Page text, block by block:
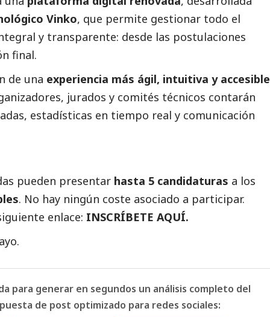
Vinko, que permite gestionar todo el
y transparente: desde las postulaciones
final.
de una experiencia más ágil, intuitiva y accesible
jurados y comités técnicos contarán
estadísticas en tiempo real y comunicación
pueden presentar hasta 5 candidaturas a los
. No hay ningún coste asociado a participar.
enlace: INSCRÍBETE AQUÍ.
para generar en segundos un análisis completo del
de post optimizado para redes sociales: